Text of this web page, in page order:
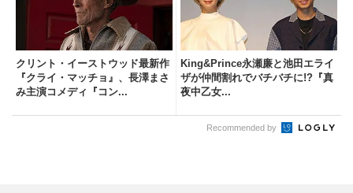
クリント・イーストウッド最新作
『クライ・マッチョ』、長澤まさ
み主演コメディ『コン...
King&Prince永瀬廉と池田エライ
ザが仲間割れでバチバチに!?『真
夜中乙女...
Recommended by